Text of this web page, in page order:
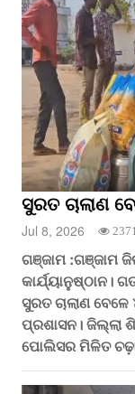
ସୁରତ ଚାଲାଣ
Jul 8, 2026 2371
ଗଞ୍ଜାମ :ଗଞ୍ଜାମ
କାର୍ଯ୍ୟାନୁଷ୍ଠାନ।
ସୁରତ ଚାଲାଣ
ପ୍ରଶାସନ। ଜିଲ୍ଲା
ପୋଲିସର ମିଳିତ